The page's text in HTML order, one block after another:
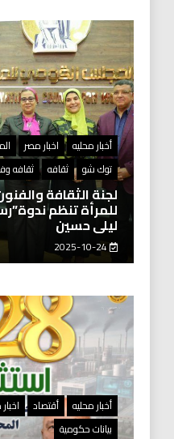
أخبار محليه اخبار مصر
توك شو
ثقافه ثقافه
لجنة الثقافة
للمرأة تنظم
ليلى حسين
أخبار محليه أقتصاد
بيانات حكومية